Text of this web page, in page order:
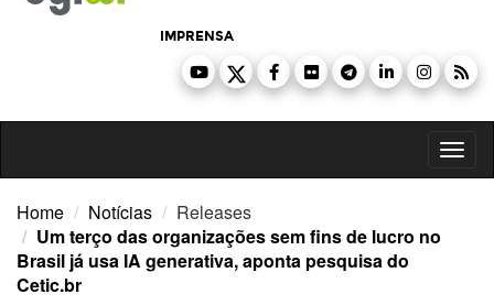
IMPRENSA
Home Notícias
Releases
Um terço das organizações sem fins de lucro no
Brasil já usa IA generativa, aponta pesquisa do
Cetic.br